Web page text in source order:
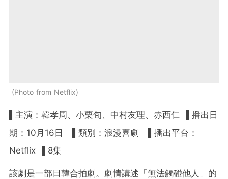
Photo from Netflix
▌主演：韓孝周、小栗旬、中村友理、赤西仁 ▌播出日
期：10月16日 ▌類別：浪漫喜劇 ▌播出平台：
Netflix ▌8集
該劇是一部日韓合拍劇。劇情講述「無法觸碰他人」的